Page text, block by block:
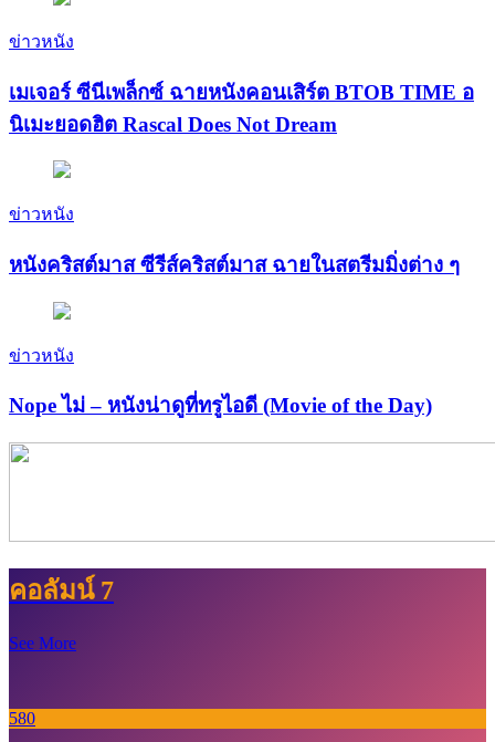
ข่าวหนัง
เมเจอร์ ซีนีเพล็กซ์ ฉายหนังคอนเสิร์ต BTOB TIME อ
นิเมะยอดฮิต Rascal Does Not Dream
ข่าวหนัง
หนังคริสต์มาส ซีรีส์คริสต์มาส ฉายในสตรีมมิ่งต่าง ๆ
ข่าวหนัง
Nope ไม่ – หนังน่าดูที่ทรูไอดี (Movie of the Day)
คอลัมน์ 7
See More
580